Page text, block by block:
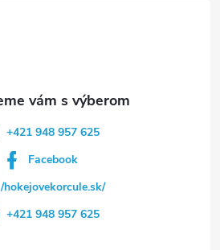
+421 948 957 625
Facebook
/hokejovekorcule.sk/
+421 948 957 625